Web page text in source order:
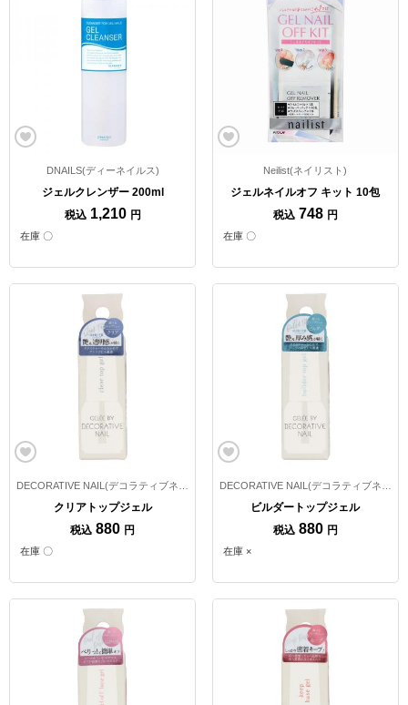
DNAILS(ディーネイルス)
ジェルクレンザー 200ml
税込 1,210 円
在庫 〇
Neilist(ネイリスト)
ジェルネイルオフ キット 10包
税込 748 円
在庫 〇
クリアトップジェル
税込 880 円
在庫 〇
ビルダートップジェル
税込 880 円
在庫 ×